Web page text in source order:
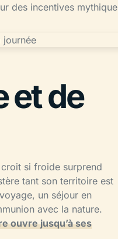
des incentives
et de
croit si froide surprend
tant son territoire est
un séjour en
avec la nature.
ouvre jusqu’à ses